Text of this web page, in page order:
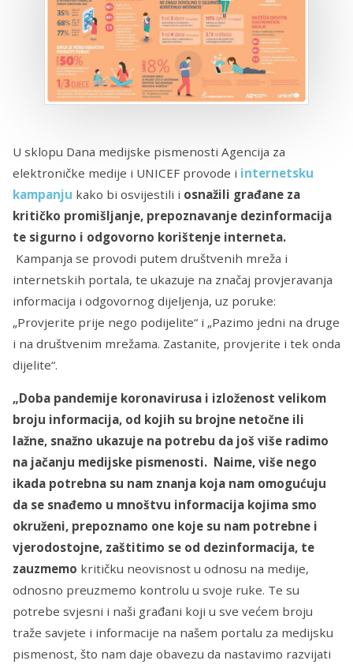
U sklopu Dana medijske pismenosti Agencija za
elektroničke medije i UNICEF provode i internetsku
kampanju kako bi osvijestili i osnažili građane za
kritičko promišljanje, prepoznavanje dezinformacija
te sigurno i odgovorno korištenje interneta.
Kampanja se provodi putem društvenih mreža i
internetskih portala, te ukazuje na značaj provjeravanja
informacija i odgovornog dijeljenja, uz poruke:
„Provjerite prije nego podijelite“ i „Pazimo jedni na druge
i na društvenim mrežama. Zastanite, provjerite i tek onda
dijelite“.
„Doba pandemije koronavirusa i izloženost velikom
broju informacija, od kojih su brojne netočne ili
lažne, snažno ukazuje na potrebu da još više radimo
na jačanju medijske pismenosti. Naime, više nego
ikada potrebna su nam znanja koja nam omogućuju
da se snađemo u mnoštvu informacija kojima smo
okruženi, prepoznamo one koje su nam potrebne i
vjerodostojne, zaštitimo se od dezinformacija, te
zauzmemo kritičku neovisnost u odnosu na medije,
odnosno preuzmemo kontrolu u svoje ruke. Te su
potrebe svjesni i naši građani koji u sve većem broju
traže savjete i informacije na našem portalu za medijsku
pismenost, što nam daje obavezu da nastavimo razvijati